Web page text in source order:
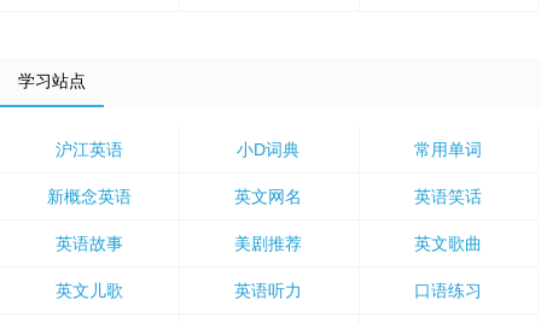
学习站点
沪江英语 小D词典 常用单词
新概念英语 英文网名 英语笑话
英语故事 美剧推荐 英文歌曲
英文儿歌 英语听力 口语练习